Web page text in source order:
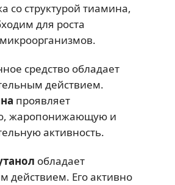
со структурой тиамина,
для роста
средство обладает
действием.
проявляет
жаропонижающую и
активность.
обладает
действием. Его активно